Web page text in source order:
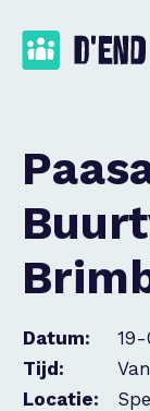
Datum:
Tijd:
Locatie: